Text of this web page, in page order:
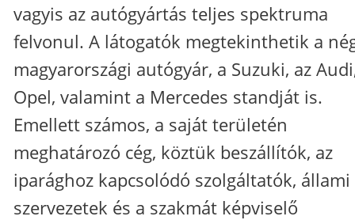
vagyis az autógyártás teljes spektruma
felvonul. A látogatók megtekinthetik a
magyarországi autógyár, a Suzuki, az
Opel, valamint a Mercedes standját is.
Emellett számos, a saját területén
meghatározó cég, köztük beszállítók, az
iparághoz kapcsolódó szolgáltatók, állami
szervezetek és a szakmát képviselő